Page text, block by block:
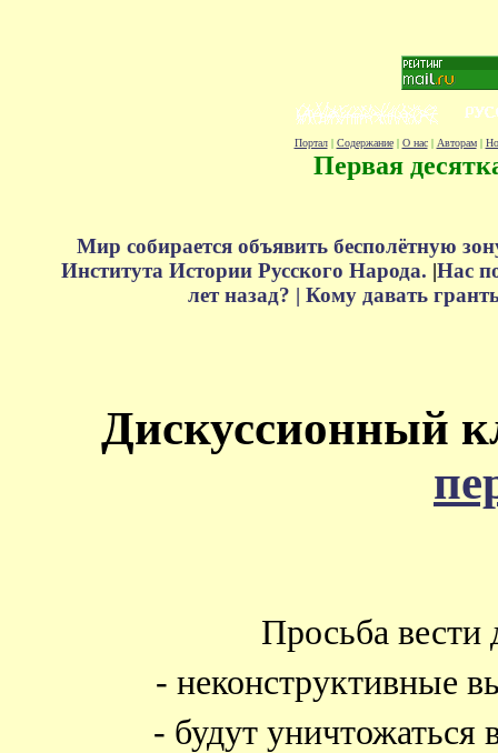
Портал| Содержание| О нас| Авторам|
Первая
Мир собирается объявить бесполётную
Института Истории Русского Народа. |Нас
лет назад? | Кому давать
Дискуссионный
Просьба вести
- неконструктивные
- будут